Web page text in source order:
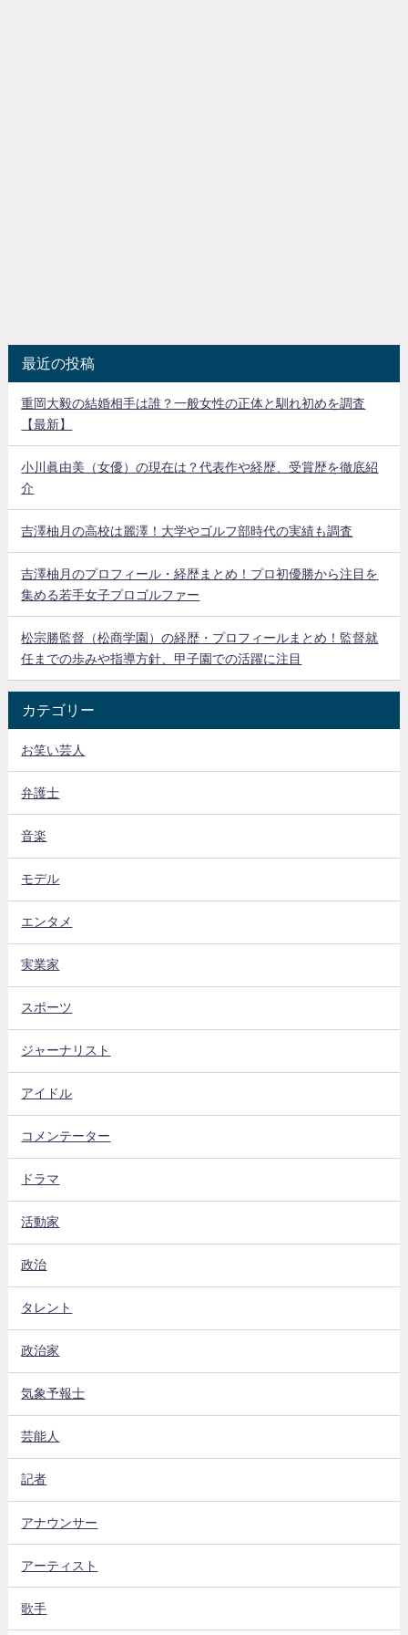
最近の投稿
重岡大毅の結婚相手は誰？一般女性の正体と馴れ初めを調査
【最新】
小川眞由美（女優）の現在は？代表作や経歴、受賞歴を徹底紹
介
吉澤柚月の高校は麗澤！大学やゴルフ部時代の実績も調査
吉澤柚月のプロフィール・経歴まとめ！プロ初優勝から注目を
集める若手女子プロゴルファー
松宗勝監督（松商学園）の経歴・プロフィールまとめ！監督就
任までの歩みや指導方針、甲子園での活躍に注目
カテゴリー
お笑い芸人
弁護士
音楽
モデル
エンタメ
実業家
スポーツ
ジャーナリスト
アイドル
コメンテーター
ドラマ
活動家
政治
タレント
政治家
気象予報士
芸能人
記者
アナウンサー
アーティスト
歌手